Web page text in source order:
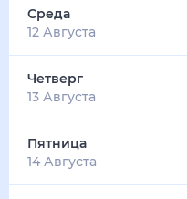
Среда
12 Августа
Четверг
13 Августа
Пятница
14 Августа